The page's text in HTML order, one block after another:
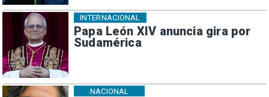
Papa León XIV anuncia gira por
Sudamérica
INTERNACIONAL
NACIONAL